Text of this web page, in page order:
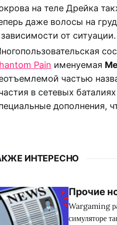
на теле Дрейка
даже волосы на
от ситуации.
Pain именуемая
частью
в сетевых
дополнения,
ИНТЕРЕСНО
Прочие
Wargaming
симуляторе